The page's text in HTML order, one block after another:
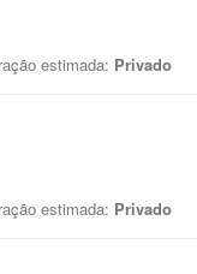
estimada: Privado
estimada: Privado